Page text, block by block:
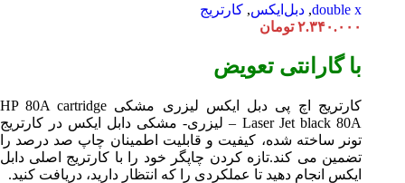
double x
, دبل‌ایکس, کارتریج
۲.۳۴۰.۰۰۰ تومان
با گارانتی تعویض
کارتریج اچ پی دبل ایکس لیزری مشکی HP 80A cartridge
Laser Jet black 80A – لیزری- مشکی دابل ایکس در کارتریج
تونر ساخته شده، کیفیت و قابلیت اطمینان چاپ صد درصد را
تضمین می کند.تازه کردن چاپگر خود را با کارتریج اصلی دابل
ایکس انجام دهید تا عملکردی را که انتظار دارید، دریافت کنید.